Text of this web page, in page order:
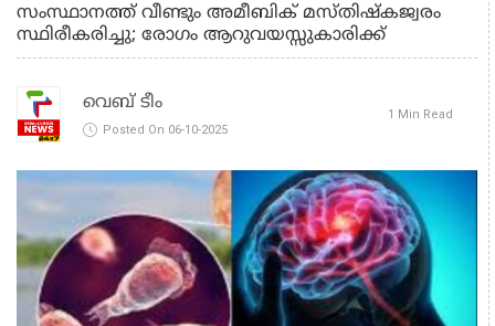
സംസ്ഥാനത്ത് വീണ്ടും അമീബിക് മസ്തിഷ്കജ്വരം
സ്ഥിരീകരിച്ചു; രോഗം ആറുവയസ്സുകാരിക്ക്
വെബ് ടീം
Posted On 06-10-2025
1 Min Read